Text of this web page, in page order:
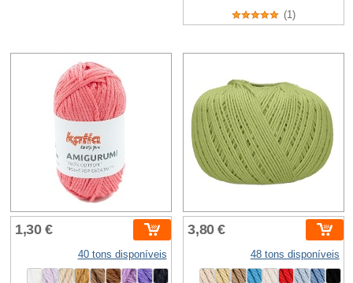
(1)
1,30 €
40 tons disponíveis
3,80 €
48 tons disponíveis